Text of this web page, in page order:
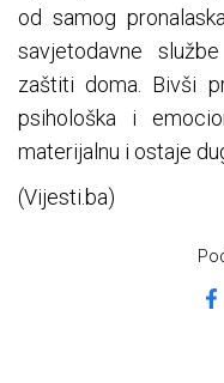
od samog
savjetodavne
zaštiti doma. Bivši
psihološka i
materijalnu i ostaje
(Vijesti.ba)